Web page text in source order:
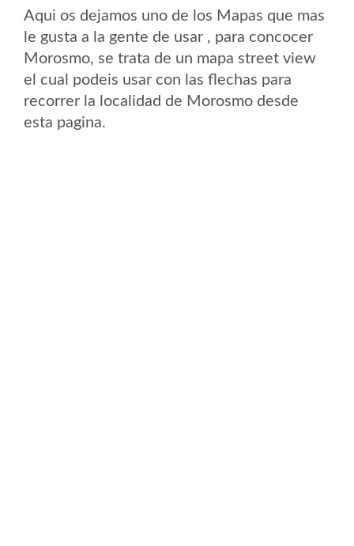
Aqui os dejamos uno de los Mapas que mas
le gusta a la gente de usar , para concocer
Morosmo, se trata de un mapa street view
el cual podeis usar con las flechas para
recorrer la localidad de Morosmo desde
esta pagina.